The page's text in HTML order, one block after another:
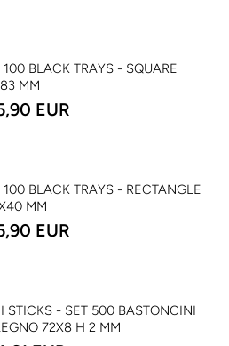
100 BLACK TRAYS - SQUARE
MM
EUR
100 BLACK TRAYS - RECTANGLE
MM
EUR
STICKS - SET 500 BASTONCINI
72X8 H 2 MM